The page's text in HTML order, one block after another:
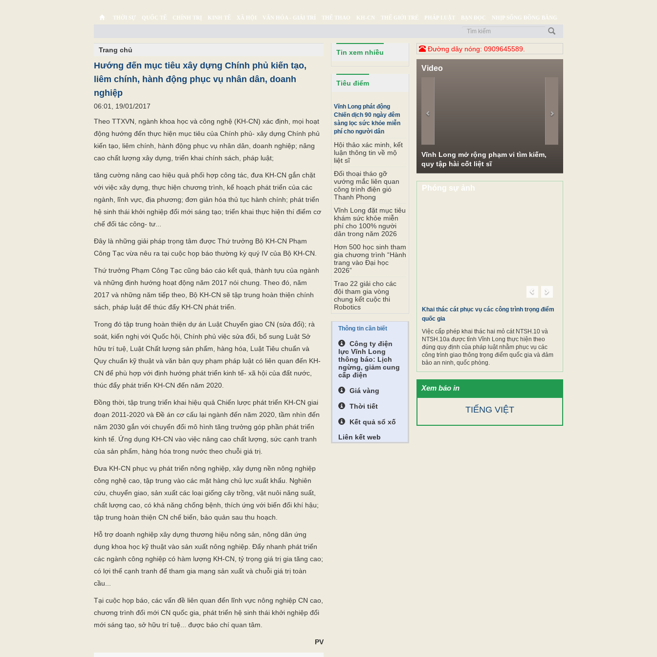
THỜI SỰ QUỐC TẾ CHÍNH TRỊ KINH TẾ XÃ HỘI VĂN HÓA - GIẢI TRÍ THỂ THAO KH-CN THẾ GIỚI TRẺ PHÁP LUẬT BẠN ĐỌC NHỊP SỐNG ĐỒNG BẰNG
Trang chủ
Hướng đến mục tiêu xây dựng Chính phủ kiến tạo,
liêm chính, hành động phục vụ nhân dân, doanh
nghiệp
06:01, 19/01/2017
Theo TTXVN, ngành khoa học và công nghệ (KH-CN) xác định, mọi hoạt
động hướng đến thực hiện mục tiêu của Chính phủ- xây dựng Chính phủ
kiến tạo, liêm chính, hành động phục vụ nhân dân, doanh nghiệp; nâng
cao chất lượng xây dựng, triển khai chính sách, pháp luật;
tăng cường nâng cao hiệu quả phối hợp công tác, đưa KH-CN gắn chặt
với việc xây dựng, thực hiện chương trình, kế hoạch phát triển của các
ngành, lĩnh vực, địa phương; đơn giản hóa thủ tục hành chính; phát triển
hệ sinh thái khởi nghiệp đổi mới sáng tạo; triển khai thực hiện thí điểm cơ
chế đối tác công- tư...
Đây là những giải pháp trọng tâm được Thứ trưởng Bộ KH-CN Phạm
Công Tạc vừa nêu ra tại cuộc họp báo thường kỳ quý IV của Bộ KH-CN.
Thứ trưởng Phạm Công Tạc cũng báo cáo kết quả, thành tựu của ngành
và những định hướng hoạt động năm 2017 nói chung. Theo đó, năm
2017 và những năm tiếp theo, Bộ KH-CN sẽ tập trung hoàn thiện chính
sách, pháp luật để thúc đẩy KH-CN phát triển.
Trong đó tập trung hoàn thiện dự án Luật Chuyển giao CN (sửa đổi); rà
soát, kiến nghị với Quốc hội, Chính phủ việc sửa đổi, bổ sung Luật Sở
hữu trí tuệ, Luật Chất lượng sản phẩm, hàng hóa, Luật Tiêu chuẩn và
Quy chuẩn kỹ thuật và văn bản quy phạm pháp luật có liên quan đến KH-
CN để phù hợp với định hướng phát triển kinh tế- xã hội của đất nước,
thúc đẩy phát triển KH-CN đến năm 2020.
Đồng thời, tập trung triển khai hiệu quả Chiến lược phát triển KH-CN giai
đoạn 2011-2020 và Đề án cơ cấu lại ngành đến năm 2020, tầm nhìn đến
năm 2030 gắn với chuyển đổi mô hình tăng trưởng góp phần phát triển
kinh tế. Ứng dụng KH-CN vào việc nâng cao chất lượng, sức cạnh tranh
của sản phẩm, hàng hóa trong nước theo chuỗi giá trị.
Đưa KH-CN phục vụ phát triển nông nghiệp, xây dựng nền nông nghiệp
công nghệ cao, tập trung vào các mặt hàng chủ lực xuất khẩu. Nghiên
cứu, chuyển giao, sản xuất các loại giống cây trồng, vật nuôi năng suất,
chất lượng cao, có khả năng chống bệnh, thích ứng với biến đổi khí hậu;
tập trung hoàn thiện CN chế biến, bảo quản sau thu hoạch.
Hỗ trợ doanh nghiệp xây dựng thương hiệu nông sản, nông dân ứng
dụng khoa học kỹ thuật vào sản xuất nông nghiệp. Đẩy nhanh phát triển
các ngành công nghiệp có hàm lượng KH-CN, tỷ trọng giá trị gia tăng cao;
có lợi thế cạnh tranh để tham gia mạng sản xuất và chuỗi giá trị toàn
cầu...
Tại cuộc họp báo, các vấn đề liên quan đến lĩnh vực nông nghiệp CN cao,
chương trình đổi mới CN quốc gia, phát triển hệ sinh thái khởi nghiệp đổi
mới sáng tạo, sở hữu trí tuệ... được báo chí quan tâm.
PV
Tin xem nhiều
Tiêu điểm
Vĩnh Long phát động
Chiến dịch 90 ngày đêm
sàng lọc sức khỏe miễn
phí cho người dân
Hội thảo xác minh, kết
luận thông tin về mộ
liệt sĩ
Đối thoại tháo gỡ
vướng mắc liên quan
công trình điện gió
Thanh Phong
Vĩnh Long đặt mục tiêu
khám sức khỏe miễn
phí cho 100% người
dân trong năm 2026
Hơn 500 học sinh tham
gia chương trình “Hành
trang vào Đại học
2026”
Trao 22 giải cho các
đội tham gia vòng
chung kết cuộc thi
Robotics
Thông tin cần biết
Công ty điện
lực Vĩnh Long
thông báo: Lịch
ngừng, giảm cung
cấp điện
Giá vàng
Thời tiết
Kết quả sổ xố
Liên kết web
Đường dây nóng: 0909645589.
Video
Vĩnh Long mở rộng phạm vi tìm kiếm,
quy tập hài cốt liệt sĩ
Phóng sự ảnh
Khai thác cát phục vụ các công trình trọng điểm
quốc gia
Việc cấp phép khai thác hai mỏ cát NTSH.10 và
NTSH.10a được tỉnh Vĩnh Long thực hiện theo
đúng quy định của pháp luật nhằm phục vụ các
công trình giao thông trọng điểm quốc gia và đảm
bảo an ninh, quốc phòng.
Previous
Xem báo in
TIẾNG VIỆT